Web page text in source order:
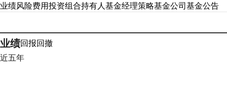
业绩风险费用投资组合持有人基金经理策略基金公司基金公告
业绩回报回撤
近五年